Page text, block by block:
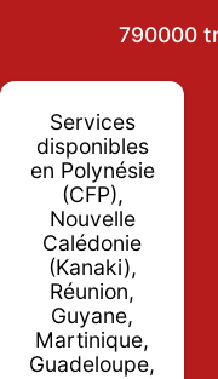
790000
Services
disponibles
en Polynésie
(CFP),
Nouvelle
Calédonie
(Kanaki),
Réunion,
Guyane,
Martinique,
Guadeloupe,